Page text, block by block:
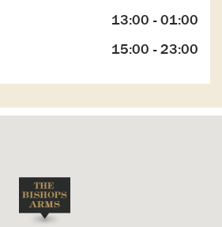
13:00 - 01:00
15:00 - 23:00